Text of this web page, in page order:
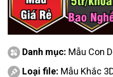
Danh mục: Mẫu Con
Loại file: Mẫu Khắc